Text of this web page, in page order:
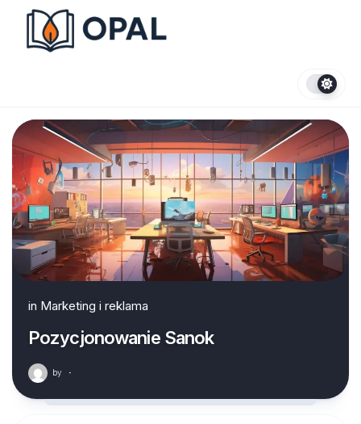
content
in Marketing i reklama
Pozycjonowanie Sanok
by ·